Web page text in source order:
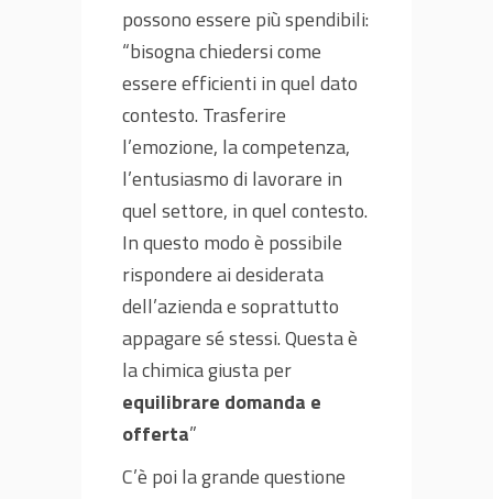
possono essere più spendibili:
“bisogna chiedersi come
essere efficienti in quel dato
contesto. Trasferire
l’emozione, la competenza,
l’entusiasmo di lavorare in
quel settore, in quel contesto.
In questo modo è possibile
rispondere ai desiderata
dell’azienda e soprattutto
appagare sé stessi. Questa è
la chimica giusta per
equilibrare domanda e
offerta”
C’è poi la grande questione